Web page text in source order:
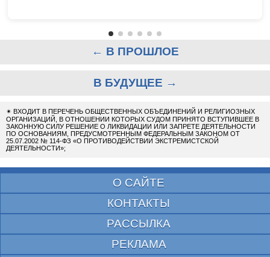
← В ПРОШЛОЕ
В БУДУЩЕЕ →
✴ ВХОДИТ В ПЕРЕЧЕНЬ ОБЩЕСТВЕННЫХ ОБЪЕДИНЕНИЙ И РЕЛИГИОЗНЫХ
ОРГАНИЗАЦИЙ, В ОТНОШЕНИИ КОТОРЫХ СУДОМ ПРИНЯТО ВСТУПИВШЕЕ В
ЗАКОННУЮ СИЛУ РЕШЕНИЕ О ЛИКВИДАЦИИ ИЛИ ЗАПРЕТЕ ДЕЯТЕЛЬНОСТИ
ПО ОСНОВАНИЯМ, ПРЕДУСМОТРЕННЫМ ФЕДЕРАЛЬНЫМ ЗАКОНОМ ОТ
25.07.2002 № 114-ФЗ «О ПРОТИВОДЕЙСТВИИ ЭКСТРЕМИСТСКОЙ
ДЕЯТЕЛЬНОСТИ»;
О САЙТЕ
КОНТАКТЫ
РАССЫЛКА
РЕКЛАМА